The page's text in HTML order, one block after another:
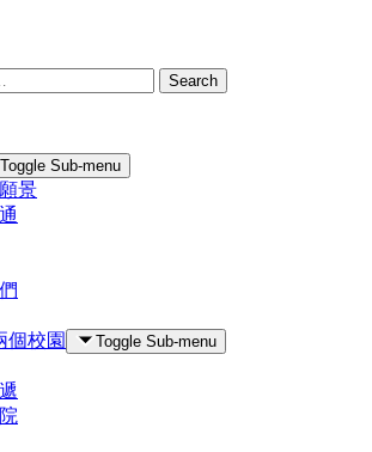
Search
Toggle Sub-menu
景
個校園
Toggle Sub-menu